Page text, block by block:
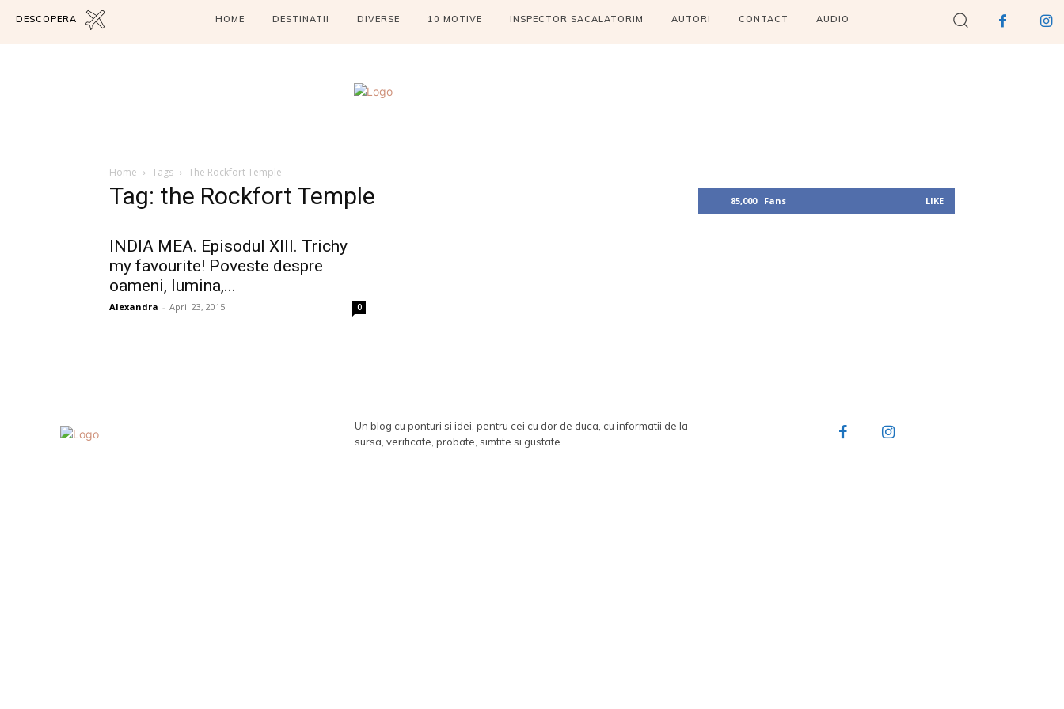
DESCOPERA HOME DESTINATII DIVERSE 10 MOTIVE INSPECTOR SACALATORIM AUTORI CONTACT AUDIO
Home Tags The Rockfort Temple
Tag: the Rockfort Temple
INDIA MEA. Episodul XIII. Trichy
my favourite! Poveste despre
oameni, lumina,...
Alexandra - April 23, 2015 0
85,000 Fans LIKE
Un blog cu ponturi si idei, pentru cei cu dor de duca, cu informatii de la
sursa, verificate, probate, simtite si gustate...